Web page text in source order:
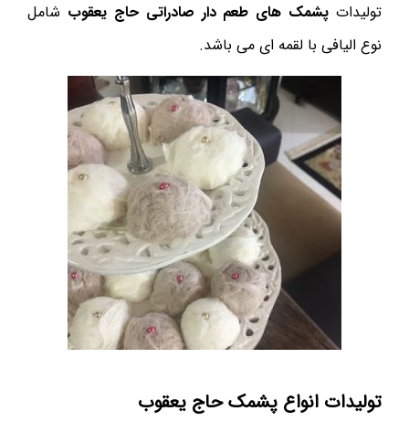
تولیدات پشمک های طعم دار صادراتی حاج یعقوب شامل
نوع الیافی با لقمه ای می باشد.
تولیدات انواع پشمک حاج یعقوب